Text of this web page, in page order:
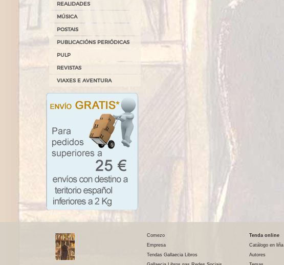
REALIDADES
MÚSICA
POSTAIS
PUBLICACIÓNS PERIÓDICAS
PULP
REVISTAS
VIAXES E AVENTURA
Comezo
Empresa
Tendas Gallaecia Libros
Tenda online
Catálogo en liña
Autores